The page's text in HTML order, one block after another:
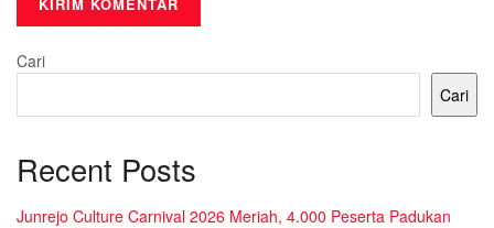
Cari
Cari
Recent Posts
Junrejo Culture Carnival 2026 Meriah, 4.000 Peserta Padukan